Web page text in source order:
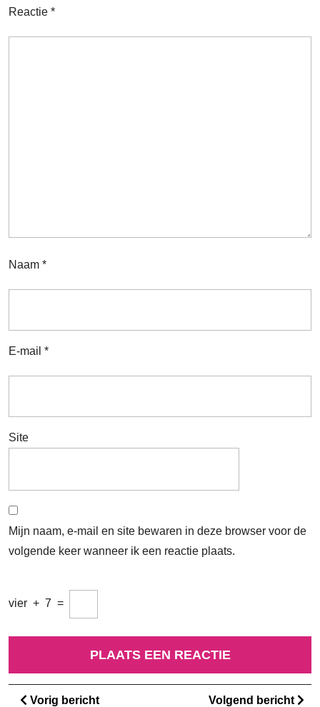
Reactie *
Naam *
E-mail *
Site
Mijn naam, e-mail en site bewaren in deze browser voor de
volgende keer wanneer ik een reactie plaats.
vier + 7 =
Berichtnavigatie
Vorig berichtVorig
Volgend bericht